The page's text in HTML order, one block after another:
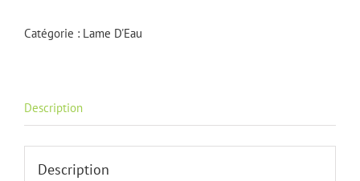
inox
Catégorie : Lame D'Eau
Description
Description